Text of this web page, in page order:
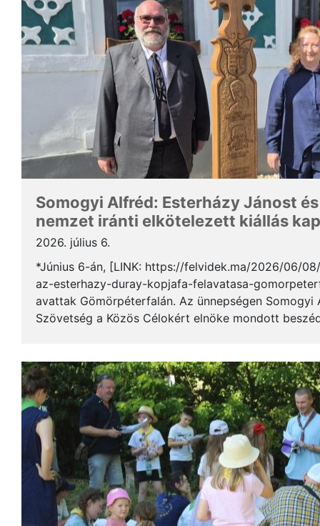
Somogyi Alfréd: Esterházy Jánost
nemzet iránti elkötelezett kiállás
2026. július 6.
*Június 6-án, [LINK: https://felvidek.ma/2026/06/
az-esterhazy-duray-kopjafa-felavatasa-
avattak Gömörpéterfalán. Az ünnepségen
Szövetség a Közös Célokért elnöke mondott